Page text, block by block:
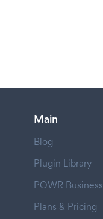
Main
Blog
Plugin Library
POWR Business
Plans & Pricing